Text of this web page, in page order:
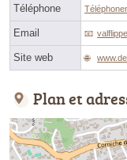
Téléphone
Email
Site web
Plan et